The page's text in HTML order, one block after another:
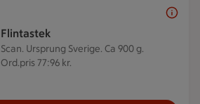
Flintastek
Scan. Ursprung Sverige. Ca 900 g.
Ord.pris 77:96 kr.